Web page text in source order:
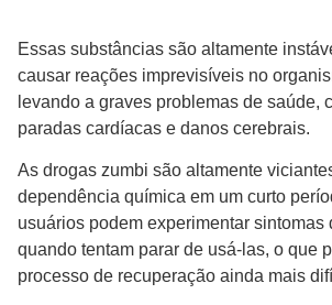
Essas substâncias são altamente
causar reações imprevisíveis no
levando a graves problemas de saúde,
paradas cardíacas e danos cerebrais.
As drogas zumbi são altamente
dependência química em um curto
usuários podem experimentar sintomas
quando tentam parar de usá-las, o que
processo de recuperação ainda mais